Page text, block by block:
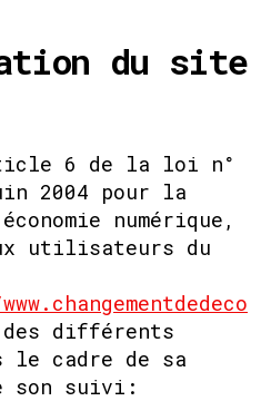
du site
6 de la loi n°
2004 pour la
numérique,
utilisateurs du
différents
le cadre de sa
son suivi: